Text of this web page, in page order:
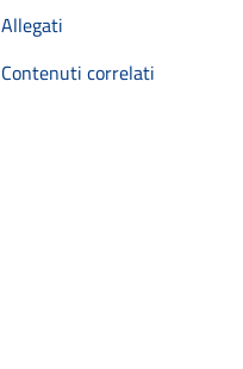
Allegati
Contenuti correlati